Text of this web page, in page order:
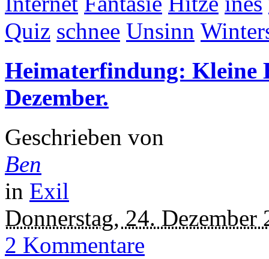
Quiz schnee Unsinn
Heimaterfindung: Kleine
Dezember.
Geschrieben von
Ben
in Exil
Donnerstag, 24. Dezember
2 Kommentare